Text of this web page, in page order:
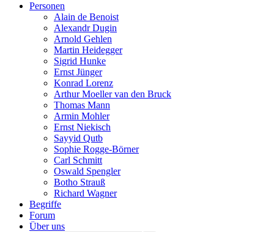
Per­so­nen
Alain de Benoist
Alex­andr Dugin
Arnold Gehlen
Martin Heid­eg­ger
Sigrid Hunke
Ernst Jünger
Konrad Lorenz
Arthur Moeller van den Bruck
Thomas Mann
Armin Mohler
Ernst Nie­kisch
Sayyid Qutb
Sophie Rogge-Börner
Carl Schmitt
Oswald Speng­ler
Botho Strauß
Richard Wagner
Begriffe
Forum
Über uns